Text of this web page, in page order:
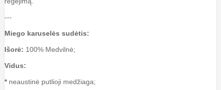
---
Miego karuselės sudėtis:
Išorė: 100% Medvilnė;
Vidus:
*neaustinė putlioji medžiaga;